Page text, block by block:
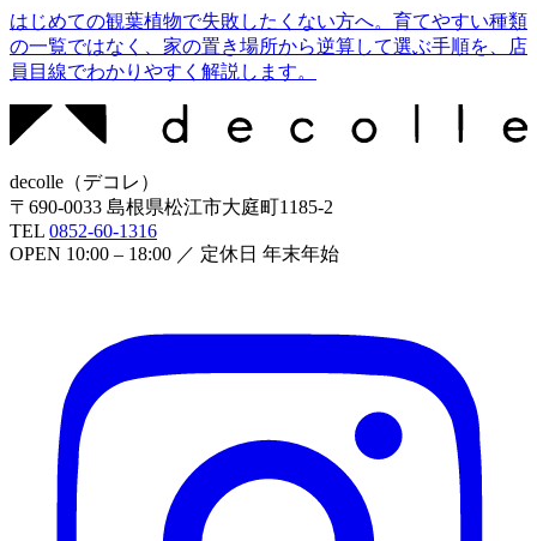
はじめての観葉植物で失敗したくない方へ。育てやすい種類
の一覧ではなく、家の置き場所から逆算して選ぶ手順を、店
員目線でわかりやすく解説します。
decolle （デコレ ）
〒 690-0033 島根県松江市大庭町1185-2
TEL 0852-60-1316
OPEN 10:00 – 18:00 ／ 定休日 年末年始